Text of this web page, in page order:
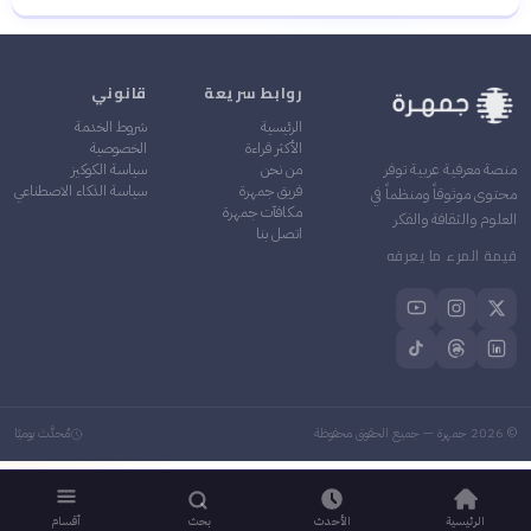
خرائط الطقس: كيف نفهمها ونستفيد منها في حياتنا
اليومية؟
منصة معرفية عربية توفر
محتوى موثوقاً ومنظماً في
العلوم والثقافة والفكر
قيمة المرء ما يعرفه
روابط سريعة
الرئيسية
الأكثر قراءة
من نحن
فريق جمهرة
مكافآت جمهرة
اتصل بنا
قانوني
شروط الخدمة
الخصوصية
سياسة الكوكيز
سياسة الذكاء الاصطناعي
©
2026 جمهرة — جميع الحقوق محفوظة مُحدَّث يوميًا
الرئيسية الأحدث بحث أقسام